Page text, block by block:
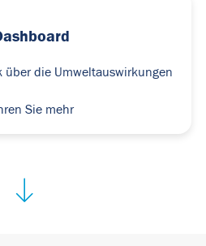
über die Umweltauswirkungen
Sie mehr